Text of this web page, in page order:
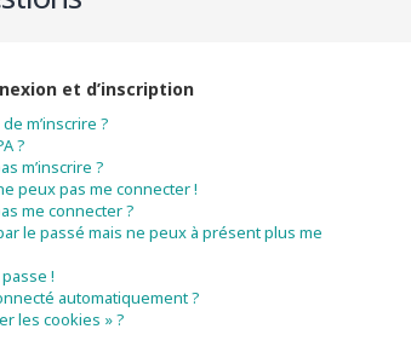
et d’inscription
m’inscrire ?
?
m’inscrire ?
peux pas me connecter !
me connecter ?
le passé mais ne peux à présent plus me
!
automatiquement ?
les cookies » ?